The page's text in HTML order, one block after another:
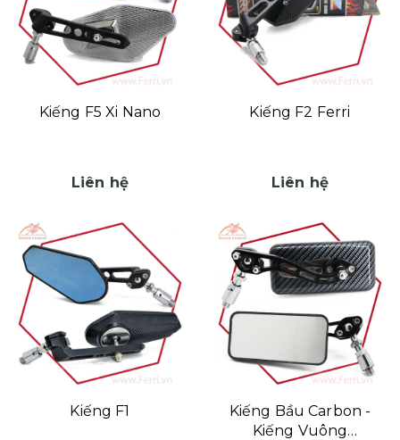
Kiếng F5 Xi Nano
Liên hệ
Kiếng F2 Ferri
Liên hệ
Kiếng F1
Kiếng Bầu Carbon -
Kiếng Vuông